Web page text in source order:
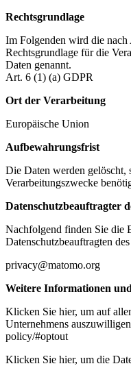
Rechtsgrundlage
Im Folgenden wird die
Rechtsgrundlage für die
Daten genannt.
Art. 6 (1) (a) GDPR
Ort der Verarbeitung
Europäische Union
Aufbewahrungsfrist
Die Daten werden gelöscht,
Verarbeitungszwecke
Datenschutzbeauftragter
Nachfolgend finden Sie die
Datenschutzbeauftragten
privacy@matomo.org
Weitere Informationen
Klicken Sie hier, um auf
Unternehmens
policy/#optout
Klicken Sie hier, um die